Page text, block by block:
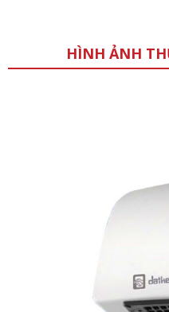
HÌNH ẢNH